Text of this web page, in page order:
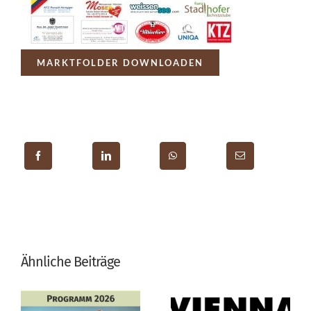
MARKTFOLDER DOWNLOADEN
Ähnliche Beiträge